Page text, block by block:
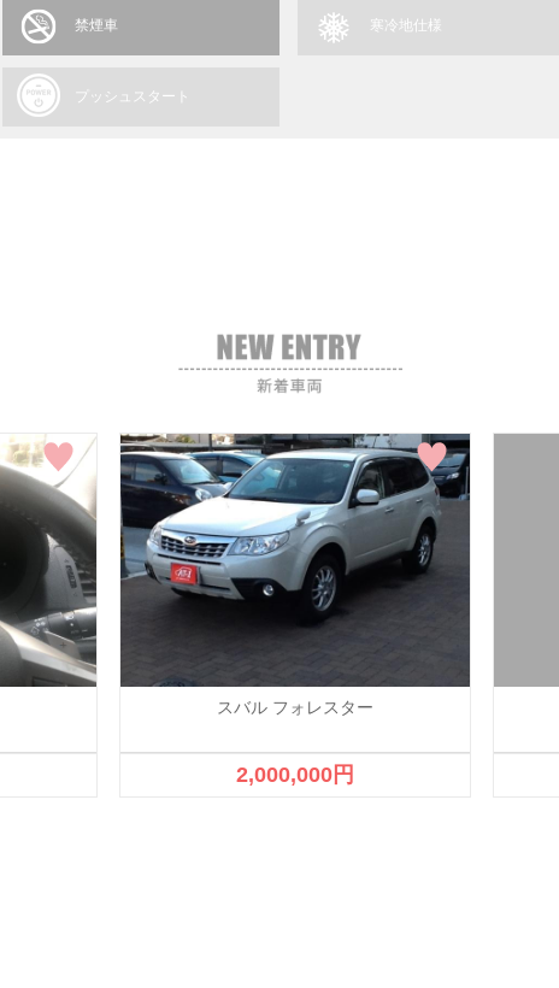
禁煙車 寒冷地仕様
プッシュスタート
スバル フォレスター
2,000,000円